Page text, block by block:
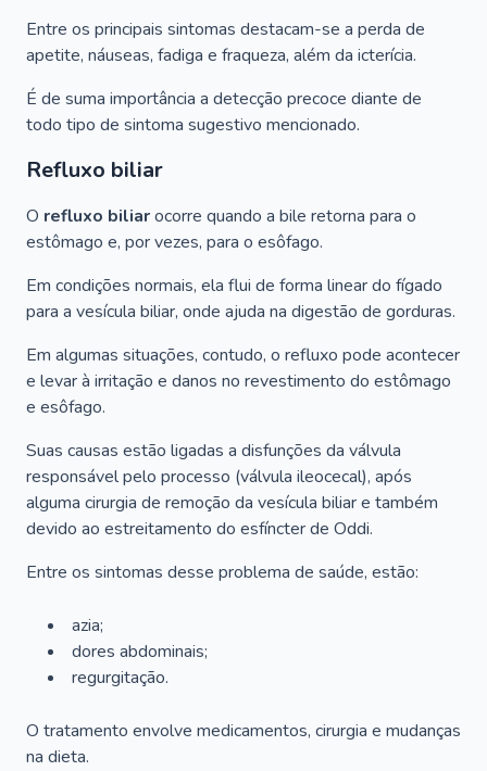
Entre os principais sintomas destacam-se a perda de
apetite, náuseas, fadiga e fraqueza, além da icterícia.
É de suma importância a detecção precoce diante de
todo tipo de sintoma sugestivo mencionado.
Refluxo biliar
O refluxo biliarocorre quando a bile retorna para o
estômago e, por vezes, para o esôfago.
Em condições normais, ela flui de forma linear do fígado
para a vesícula biliar, onde ajuda na digestão de gorduras.
Em algumas situações, contudo, o refluxo pode acontecer
e levar à irritação e danos no revestimento do estômago
e esôfago.
Suas causas estão ligadas a disfunções da válvula
responsável pelo processo (válvula ileocecal), após
alguma cirurgia de remoção da vesícula biliar e também
devido ao estreitamento do esfíncter de Oddi.
Entre os sintomas desse problema de saúde, estão:
azia;
dores abdominais;
regurgitação.
O tratamento envolve medicamentos, cirurgia e mudanças
na dieta.